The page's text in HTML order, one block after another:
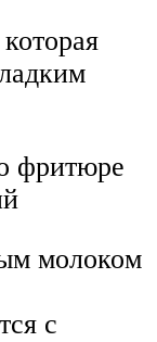
фритюре
молоком
с